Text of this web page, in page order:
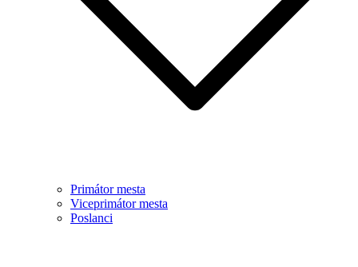
Primátor mesta
Viceprimátor mesta
Poslanci